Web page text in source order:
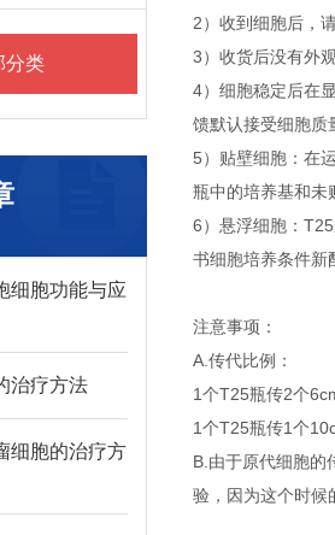
分类
细胞功能与应
治疗方法
细胞的治疗方
2）收到细胞后，
3）收货后没有外
4）细胞稳定后在
馈默认接受细胞质
5）贴壁细胞：在
瓶中的培养基和未
6）悬浮细胞：
书细胞培养条件新
注意事项：
A.传代比例：
1个T25瓶传2个
1个T25瓶传1个
B.由于原代细胞的
验，因为这个时候